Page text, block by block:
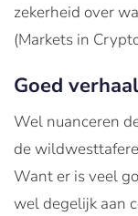
zekerheid over
(Markets in
Goed
Wel nuanceren
de
Want er is veel
wel degelijk aan